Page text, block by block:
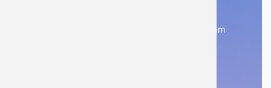
Đăng kí ngay để được các chuyên gia tư vấn và khám